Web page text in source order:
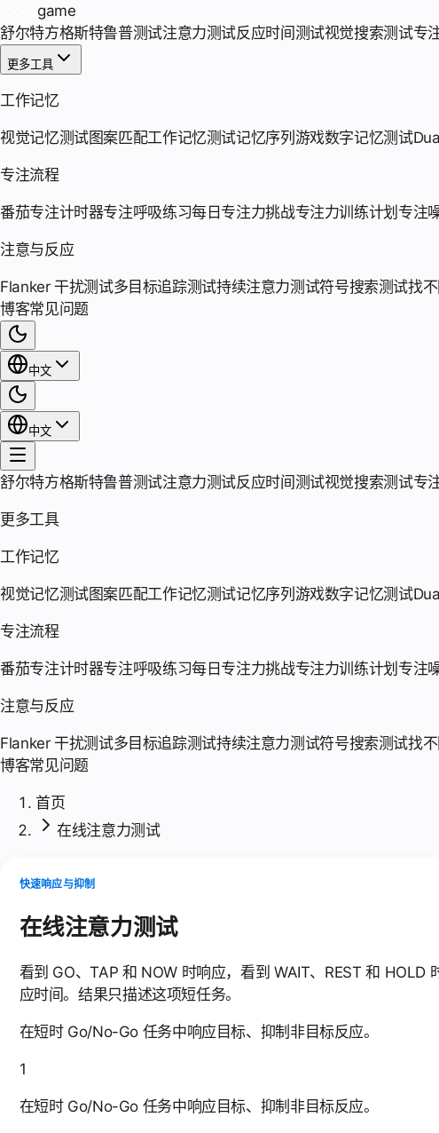
game
舒尔特方格斯特鲁普测试注意力测试反应时间测试视觉搜索测试专
更多工具
工作记忆
视觉记忆测试图案匹配工作记忆测试记忆序列游戏数字记忆测试
专注流程
番茄专注计时器专注呼吸练习每日专注力挑战专注力训练计划 专注
注意与反应
Flanker 干扰测试多目标追踪测试持续注意力测试符号搜索测试找
博客常见问题
中文
中文
舒尔特方格斯特鲁普测试注意力测试反应时间测试视觉搜索测试专
更多工具
工作记忆
视觉记忆测试图案匹配工作记忆测试记忆序列游戏数字记忆测试
专注流程
番茄专注计时器专注呼吸练习每日专注力挑战专注力训练计划 专注
注意与反应
Flanker 干扰测试多目标追踪测试持续注意力测试符号搜索测试找
博客常见问题
首页
在线注意力测试
快速响应与抑制
在线注意力测试
看到 GO、TAP 和 NOW 时响应，看到 WAIT、REST 和
应时间。结果只描述这项短任务。
在短时 Go/No-Go 任务中响应目标、抑制非目标反应。
1
在短时 Go/No-Go 任务中响应目标、抑制非目标反应。